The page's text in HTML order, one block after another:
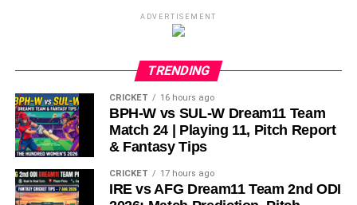
ADVERTISEMENT
TRENDING
CRICKET 16 hours ago
BPH-W vs SUL-W Dream11 Team
Match 24 | Playing 11, Pitch Report
& Fantasy Tips
CRICKET 17 hours ago
IRE vs AFG Dream11 Team 2nd ODI